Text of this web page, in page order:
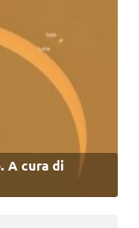
A cura di